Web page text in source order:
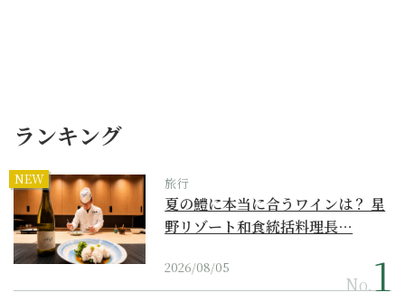
ランキング
NEW 旅行
夏の鱧に本当に合うワインは？ 星
野リゾート和食統括料理長…
2026/08/05
No.